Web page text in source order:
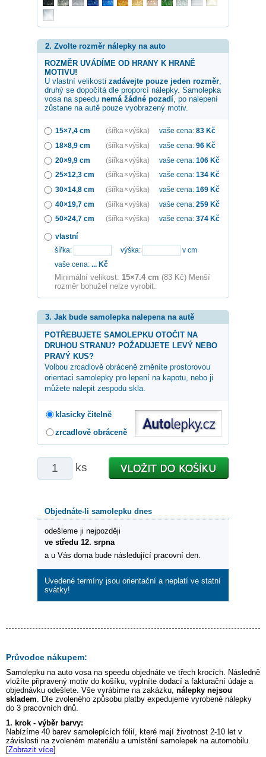
2. Zvolte rozměr nálepky na auto
ROZMĚR UVÁDÍME OD HRANY K HRANĚ
MOTIVU!
U vlastní velikosti zadávejte pouze jeden rozměr,
druhý se dopočítá dle proporcí nálepky. Samolepka
vosa na speedu nemá žádné pozadí, po nalepení
zůstane na autě pouze vyobrazený motiv.
15×7,4 cm (šířka × výška) vaše cena: 83 Kč
18×8,9 cm
(šířka × výška) vaše cena: 96 Kč
20×9,9 cm
(šířka × výška) vaše cena: 106 Kč
25×12,3 cm
(šířka × výška) vaše cena: 134 Kč
30×14,8 cm
(šířka × výška) vaše cena: 169 Kč
40×19,7 cm
(šířka × výška) vaše cena: 259 Kč
50×24,7 cm
(šířka × výška) vaše cena: 374 Kč
vlastní
šířka:
výška:
v cm
vaše cena: ... Kč
Minimální velikost: 15×7.4 cm (83 Kč) Menší
rozměr bohužel nelze vyrobit.
3. Jak bude samolepka nalepena na autě
POTŘEBUJETE SAMOLEPKU OTOČIT NA
DRUHOU STRANU? POŽADUJETE LEVÝ NEBO
PRAVÝ KUS?
Volbou zrcadlově obráceně změníte prostorovou
orientaci samolepky pro lepení na kapotu, nebo ji
můžete nalepit zespodu skla.
klasicky čitelně
zrcadlově obráceně
ks
Objednáte-li samolepku dnes
odešleme ji nejpozději
ve středu 12. srpna
a u Vás doma bude následující pracovní den.
Uvedené termíny jsou orientační a neplatí ve statní
svátky!
Průvodce nákupem:
Samolepku na auto vosa na speedu objednáte ve třech krocích. Následně
vložíte připravený motiv do košíku, vyplníte dodací a fakturační údaje a
objednávku odešlete. Vše vyrábíme na zakázku, nálepky nejsou
skladem . Dle zvoleného způsobu platby expedujeme vyrobené nálepky
do 3 pracovních dnů.
1. krok - výběr barvy:
Nabízíme 40 barev samolepících fólií, které mají životnost 2-10 let v
závislosti na zvoleném materiálu a umístění samolepek na automobilu.
[Zobrazit více]